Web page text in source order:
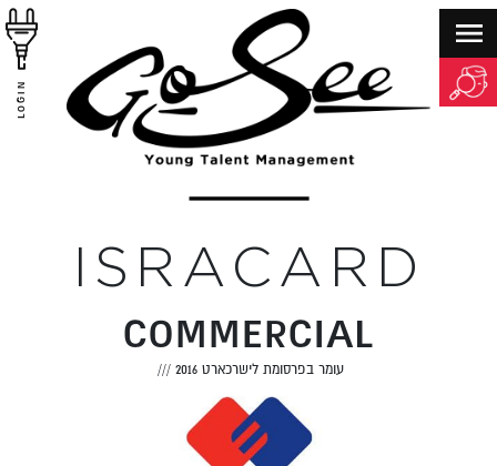
LOGIN
ISRACARD
COMMERCIAL
עומר בפרסומת לישרכארט 2016 ///